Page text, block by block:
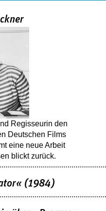
Regisseurin den
Deutschen Films
eine neue Arbeit
blickt zurück.
(1984)